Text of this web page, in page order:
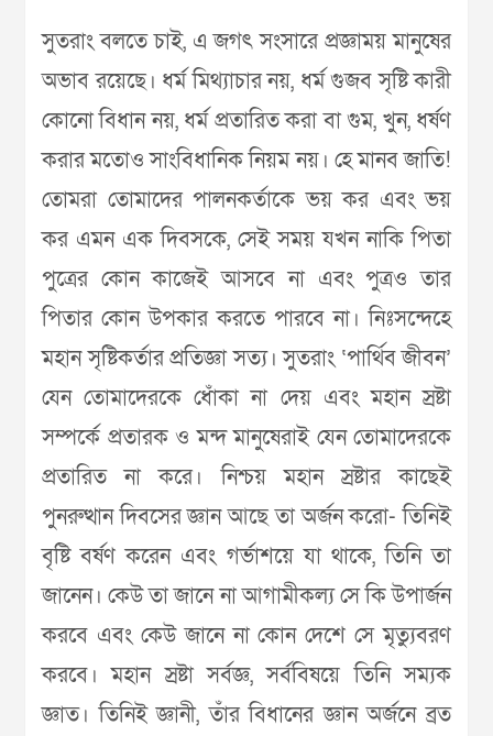
সুতরাং বলতে চাই, এ জগৎ সংসারে প্রজ্ঞাময় মানুষের
অভাব রয়েছে। ধর্ম মিথ্যাচার নয়, ধর্ম গুজব সৃষ্টি কারী
কোনো বিধান নয়, ধর্ম প্রতারিত করা বা গুম, খুন, ধর্ষণ
করার মতোও সাংবিধানিক নিয়ম নয়। হে মানব জাতি!
তোমরা তোমাদের পালনকর্তাকে ভয় কর এবং ভয়
কর এমন এক দিবসকে, সেই সময় যখন নাকি পিতা
পুত্রের কোন কাজেই আসবে না এবং পুত্রও তার
পিতার কোন উপকার করতে পারবে না। নিঃসন্দেহে
মহান সৃষ্টিকর্তার প্রতিজ্ঞা সত্য। সুতরাং ‘পার্থিব জীবন’
যেন তোমাদেরকে ধোঁকা না দেয় এবং মহান স্রষ্টা
সম্পর্কে প্রতারক ও মন্দ মানুষেরাই যেন তোমাদেরকে
প্রতারিত না করে। নিশ্চয় মহান স্রষ্টার কাছেই
পুনরুত্থান দিবসের জ্ঞান আছে তা অর্জন করো- তিনিই
বৃষ্টি বর্ষণ করেন এবং গর্ভাশয়ে যা থাকে, তিনি তা
জানেন। কেউ তা জানে না আগামীকল্য সে কি উপার্জন
করবে এবং কেউ জানে না কোন দেশে সে মৃত্যুবরণ
করবে। মহান স্রষ্টা সর্বজ্ঞ, সর্ববিষয়ে তিনি সম্যক
জ্ঞাত। তিনিই জ্ঞানী, তাঁর বিধানের জ্ঞান অর্জনে ব্রত